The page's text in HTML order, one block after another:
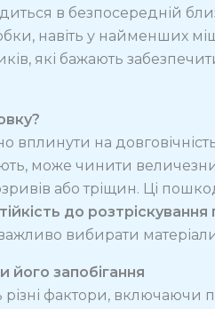
в безпосередній
навіть у найменших
які бажають
вплинути на
може чинити
або тріщин. Ці
до розтріскування
вибирати матеріали
його запобігання
фактори,